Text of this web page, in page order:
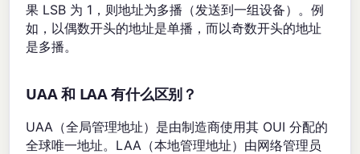
果 LSB 为 1，则地址为多播（发送到一组设备）。例
如，以偶数开头的地址是单播，而以奇数开头的地址
是多播。
UAA 和 LAA 有什么区别？
UAA（全局管理地址）是由制造商使用其 OUI 分配的
全球唯一地址。LAA（本地管理地址）由网络管理员